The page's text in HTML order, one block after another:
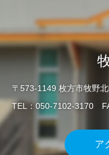
〒573-1149 枚方市牧野
TEL：050-7102-3170
ア